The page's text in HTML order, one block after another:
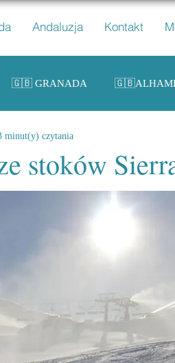
Andaluzja Kontakt
🇬🇧 GRANADA
🇬🇧 SPAIN
stoków
minut(y) czytania